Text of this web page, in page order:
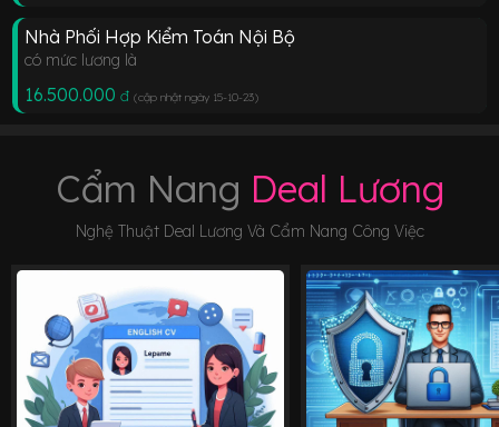
Nhà Phối Hợp Kiểm Toán Nội Bộ
có mức lương là
16.500.000 đ (cập nhật ngày 15-10-23)
Cẩm Nang Deal Lương
Nghệ Thuật Deal Lương Và Cẩm Nang Công Việc